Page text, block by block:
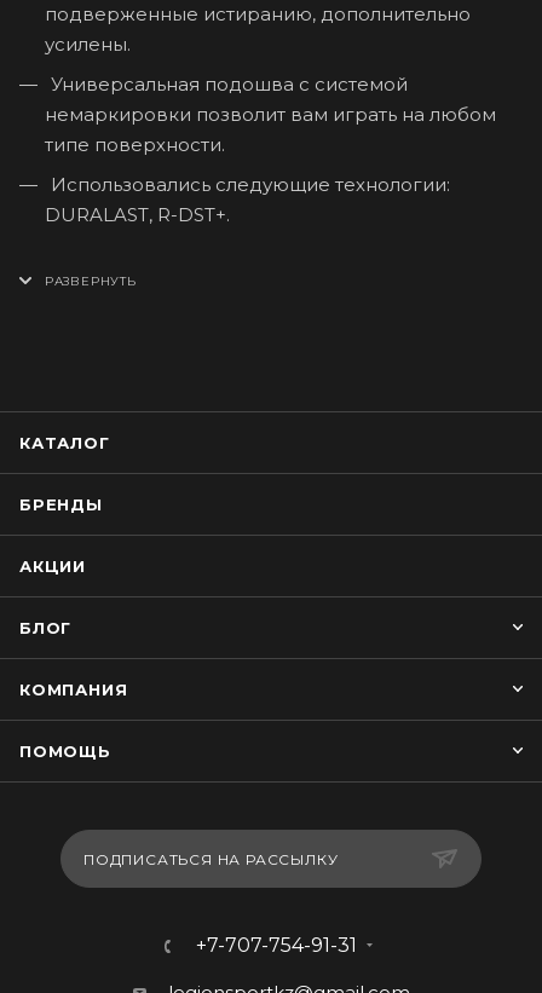
подверженные истиранию, дополнительно
усилены.
Универсальная подошва с системой
немаркировки позволит вам играть на любом
типе поверхности.
Использовались следующие технологии:
DURALAST, R-DST+.
КАТАЛОГ
БРЕНДЫ
АКЦИИ
БЛОГ
КОМПАНИЯ
ПОМОЩЬ
ПОДПИСАТЬСЯ НА РАССЫЛКУ
+7-707-754-91-31